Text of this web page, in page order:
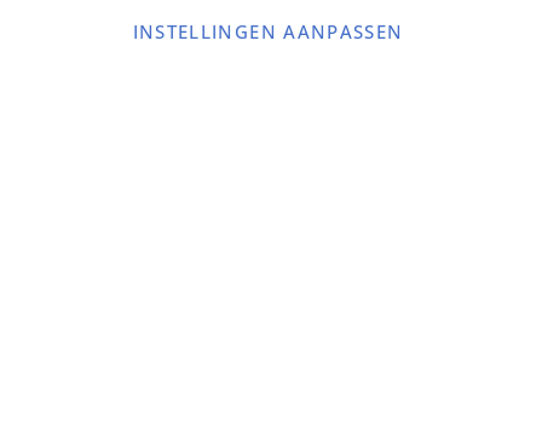
Copyright © 2026 ParfumCenter.nl. All rights reserved.
INSTELLINGEN AANPASSEN